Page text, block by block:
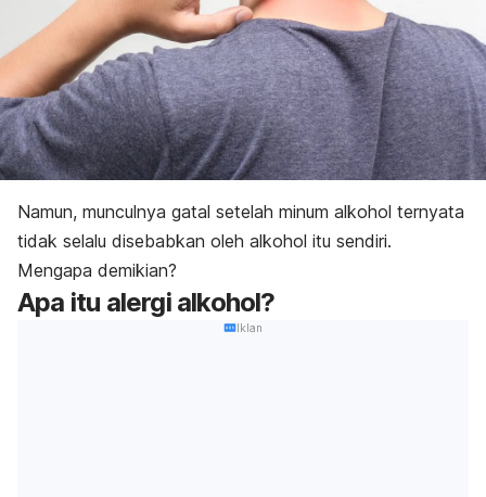
Namun, munculnya gatal setelah minum alkohol ternyata
tidak selalu disebabkan oleh alkohol itu sendiri.
Mengapa demikian?
Apa itu alergi alkohol?
Iklan